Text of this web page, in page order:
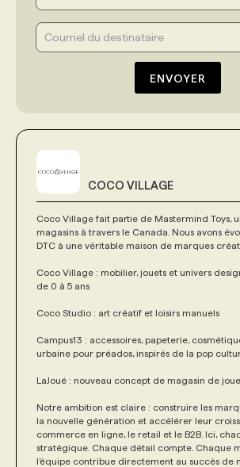
ENVOYER
COCO VILLAGE
Coco Village fait partie de Mastermind Toys,
magasins à travers le Canada. Nous avons
DTC à une véritable maison de marques
Coco Village : mobilier, jouets et univers
de 0 à 5 ans
Coco Studio : art créatif et loisirs manuels
Campus13 : accessoires, papeterie,
urbaine pour préados, inspirés de la pop
LaJoué : nouveau concept de magasin de
Notre ambition est claire : construire les
la nouvelle génération et accélérer leur
commerce en ligne, le retail et le B2B. Ici,
stratégique. Chaque détail compte. Chaque
l’équipe contribue directement au succès de